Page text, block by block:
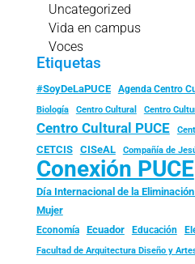
Uncategorized
Vida en campus
Voces
Etiquetas
#SoyDeLaPUCE Agenda Centro
Biología
Centro Cultural Centro
Centro Cultural PUCE
CETCIS CISeAL Compañía de
Conexión PUCE
Día Internacional de la
Mujer
Economía Ecuador Educación
Facultad de Arquitectura Diseño y